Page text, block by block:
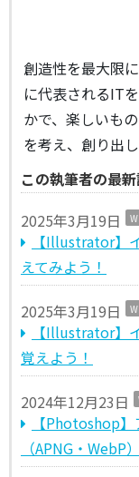
創造性を最大限
に代表されるIT
かで、楽しいも
を考え、創り出
この執筆者の最
2025年3月19日
【Illustrator】
えてみよう！
2025年3月19日
【Illustrator】
覚えよう！
2024年12月23日
【Photoshop
（APNG・WebP